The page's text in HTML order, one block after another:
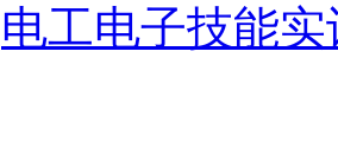
电工电子技能